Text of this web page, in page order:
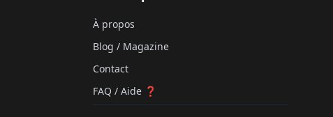
À propos
Blog / Magazine
Contact
FAQ / Aide ❓